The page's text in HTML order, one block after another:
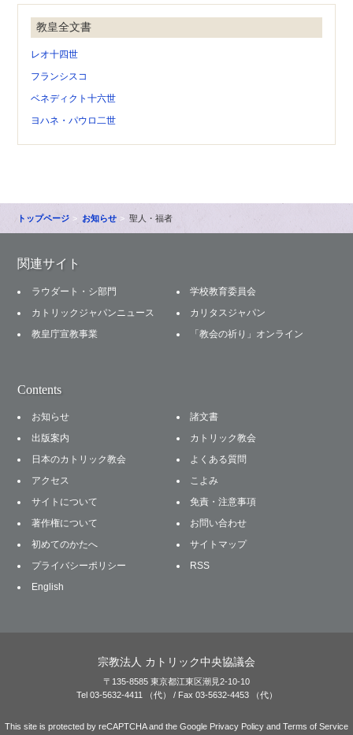
教皇全文書
レオ十四世
フランシスコ
ベネディクト十六世
ヨハネ・パウロ二世
トップページ お知らせ 聖人・福者
関連サイト
ラウダート・シ部門
学校教育委員会
カトリックジャパンニュース
カリタスジャパン
教皇庁宣教事業
「教会の祈り」オンライン
Contents
お知らせ
諸文書
出版案内
カトリック教会
日本のカトリック教会
よくある質問
アクセス
こよみ
サイトについて
免責・注意事項
著作権について
お問い合わせ
初めてのかたへ
サイトマップ
プライバシーポリシー
RSS
English
宗教法人 カトリック中央協議会
〒135-8585 東京都江東区潮見2-10-10
Tel 03-5632-4411 （代） / Fax 03-5632-4453 （代）
This site is protected by reCAPTCHA and the Google Privacy Policy and Terms of Service